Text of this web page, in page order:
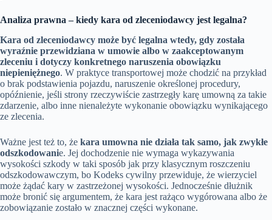
Analiza prawna – kiedy kara od zleceniodawcy jest legalna?
Kara od zleceniodawcy może być legalna wtedy, gdy została
wyraźnie przewidziana w umowie albo w zaakceptowanym
zleceniu i dotyczy konkretnego naruszenia obowiązku
niepieniężnego. W praktyce transportowej może chodzić na przykład
o brak podstawienia pojazdu, naruszenie określonej procedury,
opóźnienie, jeśli strony rzeczywiście zastrzegły karę umowną za takie
zdarzenie, albo inne nienależyte wykonanie obowiązku wynikającego
ze zlecenia.
Ważne jest też to, że kara umowna nie działa tak samo, jak zwykłe
odszkodowanie. Jej dochodzenie nie wymaga wykazywania
wysokości szkody w taki sposób jak przy klasycznym roszczeniu
odszkodowawczym, bo Kodeks cywilny przewiduje, że wierzyciel
może żądać kary w zastrzeżonej wysokości. Jednocześnie dłużnik
może bronić się argumentem, że kara jest rażąco wygórowana albo że
zobowiązanie zostało w znacznej części wykonane.